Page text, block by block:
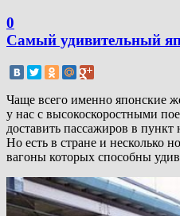
0
Самый удивительный
Чаще всего именно японские
у нас с высокоскоростными
доставить пассажиров в пункт
Но есть в стране и несколько
вагоны которых способны